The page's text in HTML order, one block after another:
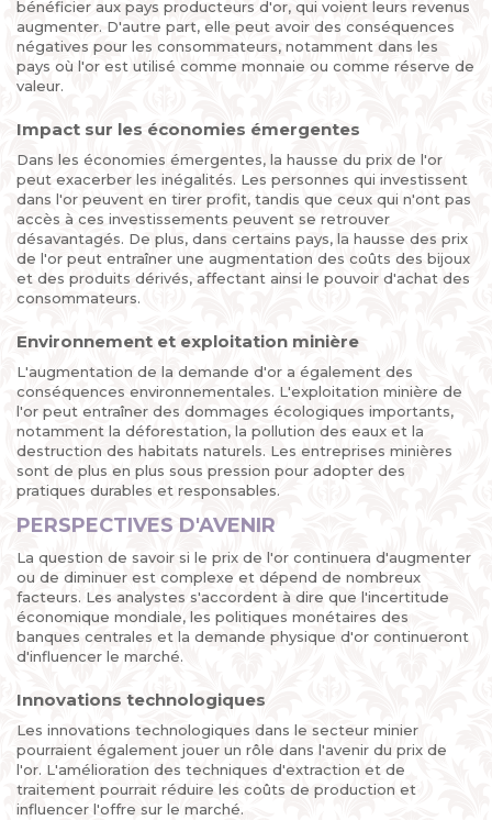
bénéficier aux pays producteurs d'or, qui voient leurs revenus
augmenter. D'autre part, elle peut avoir des conséquences
négatives pour les consommateurs, notamment dans les
pays où l'or est utilisé comme monnaie ou comme réserve de
valeur.
Impact sur les économies émergentes
Dans les économies émergentes, la hausse du prix de l'or
peut exacerber les inégalités. Les personnes qui investissent
dans l'or peuvent en tirer profit, tandis que ceux qui n'ont pas
accès à ces investissements peuvent se retrouver
désavantagés. De plus, dans certains pays, la hausse des prix
de l'or peut entraîner une augmentation des coûts des bijoux
et des produits dérivés, affectant ainsi le pouvoir d'achat des
consommateurs.
Environnement et exploitation minière
L'augmentation de la demande d'or a également des
conséquences environnementales. L'exploitation minière de
l'or peut entraîner des dommages écologiques importants,
notamment la déforestation, la pollution des eaux et la
destruction des habitats naturels. Les entreprises minières
sont de plus en plus sous pression pour adopter des
pratiques durables et responsables.
PERSPECTIVES D'AVENIR
La question de savoir si le prix de l'or continuera d'augmenter
ou de diminuer est complexe et dépend de nombreux
facteurs. Les analystes s'accordent à dire que l'incertitude
économique mondiale, les politiques monétaires des
banques centrales et la demande physique d'or continueront
d'influencer le marché.
Innovations technologiques
Les innovations technologiques dans le secteur minier
pourraient également jouer un rôle dans l'avenir du prix de
l'or. L'amélioration des techniques d'extraction et de
traitement pourrait réduire les coûts de production et
influencer l'offre sur le marché.